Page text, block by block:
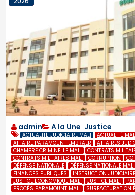
admin A la Une Justice
ACTUALITÉ JUDICIAIRE MALI
ACTUALITÉ
AFFAIRE PARAMOUNT EMBRAER
AFFAIRES
CHAMBRE CRIMINELLE MALI
CONTRATS
CONTRATS MILITAIRES MALI
CORRUPTION
DÉFENSE NATIONALE
DÉFENSE NATIONALE MALI
FINANCES PUBLIQUES
INSTRUCTION
JUSTICE ÉCONOMIQUE MALI
JUSTICE MALI
PROCÈS PARAMOUNT MALI
SURFACTURATION